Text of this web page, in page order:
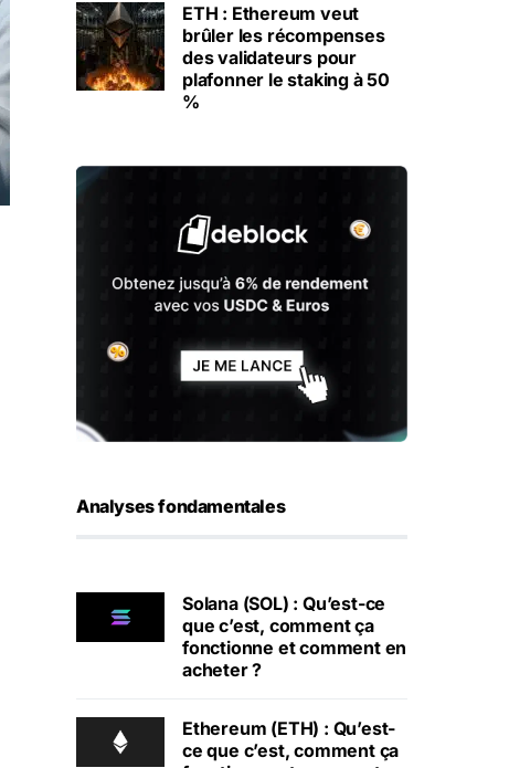
ETH : Ethereum veut
brûler les récompenses
des validateurs pour
plafonner le staking à 50
%
Analyses fondamentales
Solana (SOL) : Qu’est-ce
que c’est, comment ça
fonctionne et comment en
acheter ?
Ethereum (ETH) : Qu’est-
ce que c’est, comment ça